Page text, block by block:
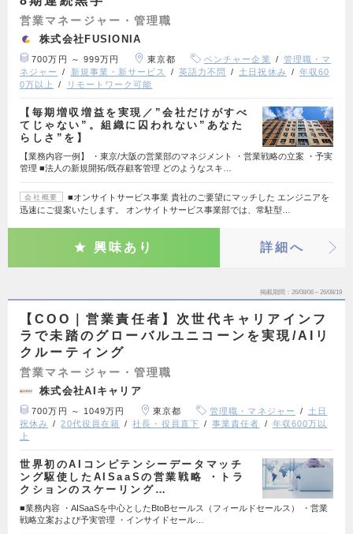
営業マネージャー・管理職
株式会社FUSIONIA
700万円 ～ 999万円 東京都 ベンチャー企業
管理職・マ
ネジャー
新規事業・新サービス 英語力不問 土日祝休み
年収60
0万以上
リモートワーク可能
【毎期増収増益を実現／”会社だけがすべ
てじゃない”。組織に囚われない”あなた
らしさ”を】
【業務内容一例】 ・東京/大阪の営業部のマネジメント ・営業戦略の立案 ・予実
管理 ■法人の新規開拓/既存顧客管理 どのようなスキ…
会社概要
■オンサイトサービス事業 貴社のご要望にマッチした エンジニアを
迅速にご提案いたします。 オンサイトサービス事業部では、常駐型…
興味あり 詳細へ
掲載期間 26/08/06～26/08/19
【COO｜営業責任者】次世代キャリアインフ
ラで未踏のグローバルユニコーンを実現/AIリ
クルーティング
営業マネージャー・管理職
株式会社AIキャリア
700万円 ～ 1049万円 東京都 管理職・マネジャー
土日
祝休み
20代役員在籍 社長・役員直下 事業責任者
年収600万以
上
世界初のAIコンピテンシーデータマッチ
ング駆使したAISaaSの営業戦略 ・トラ
クションのスケーリング…
■業務内容 ・AISaaSを中心としたBtoBセールス（フィールドセールス） ・営業
戦略立案および予実管理 ・インサイドセール…